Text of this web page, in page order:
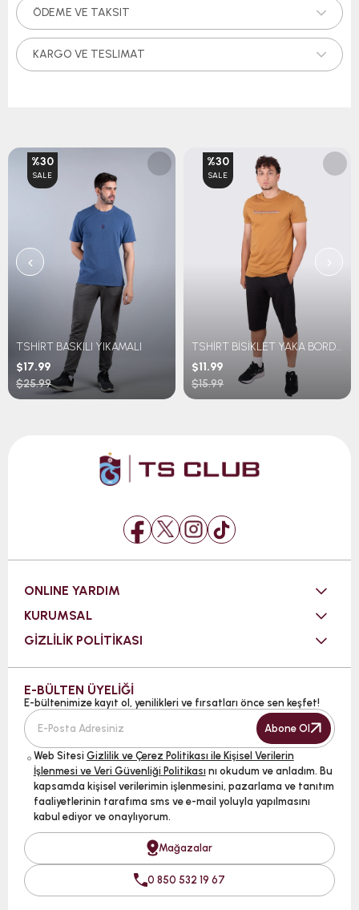
ÖDEME VE TAKSIT
KARGO VE TESLIMAT
TSHİRT BASKILI YIKAMALI
$17.99
$25.99
%30
SALE
TSHİRT BİSİKLET YAKA BORDO MAVİ ŞERİTLİ TRABZONSPOR BASKILI
$11.99
$15.99
%30
SALE
‹ ›
ONLINE YARDIM
KURUMSAL
GİZLİLİK POLİTİKASI
E-BÜLTEN ÜYELİĞİ
E-bültenimize kayıt ol, yenilikleri ve fırsatları önce sen keşfet!
Abone Ol
Web Sitesi Gizlilik ve Çerez Politikası ile Kişisel Verilerin
İşlenmesi ve Veri Güvenliği Politikası nı okudum ve anladım. Bu
kapsamda kişisel verilerimin işlenmesini, pazarlama ve tanıtım
faaliyetlerinin tarafıma sms ve e-mail yoluyla yapılmasını
kabul ediyor ve onaylıyorum.
Mağazalar
0 850 532 19 67